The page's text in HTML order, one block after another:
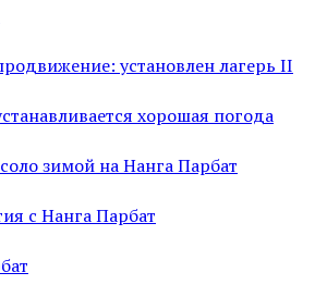
установлен лагерь II
хорошая погода
зимой на Нанга Парбат
с Нанга Парбат